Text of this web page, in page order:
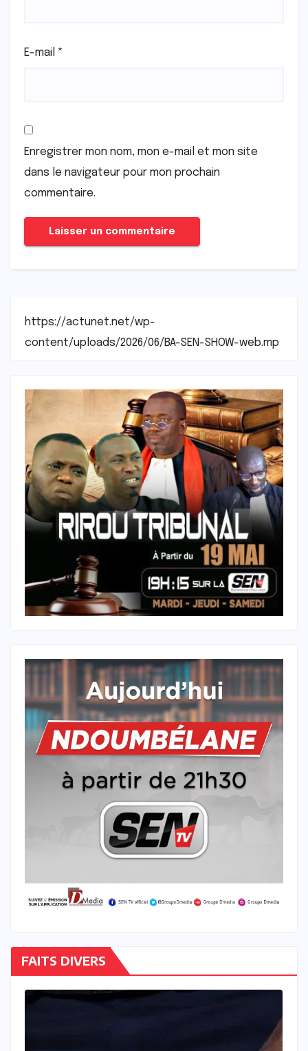
E-mail *
Enregistrer mon nom, mon e-mail et mon site
dans le navigateur pour mon prochain
commentaire.
https://actunet.net/wp-
content/uploads/2026/06/BA-SEN-SHOW-web.mp
FAITS DIVERS